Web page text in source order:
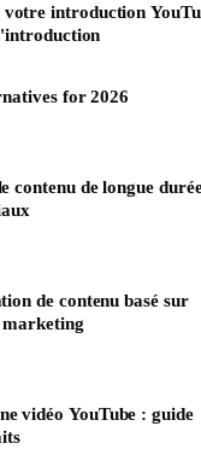
introduction
for 2026
contenu de longue
de contenu basé sur
vidéo YouTube : guide